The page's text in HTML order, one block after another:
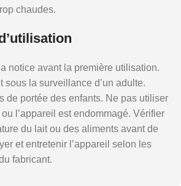
chaudes.
notice avant la première utilisation.
sous la surveillance d’un adulte.
de portée des enfants. Ne pas utiliser
l’appareil est endommagé. Vérifier
du lait ou des aliments avant de
et entretenir l’appareil selon les
fabricant.